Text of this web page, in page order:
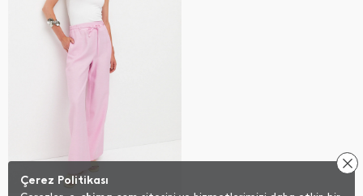
Çerez Politikası